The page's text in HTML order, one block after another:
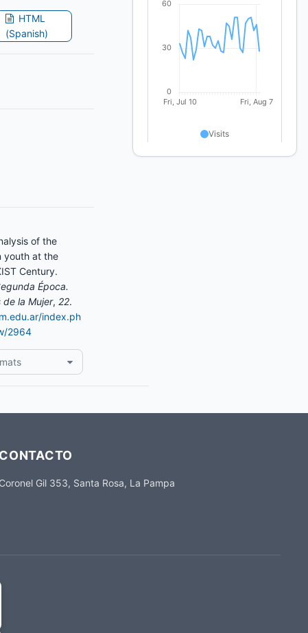
HTML
(Spanish)
of the
youth at the
Century.
Época.
de la Mujer, 22.
index.ph
2964
CONTACTO
Coronel Gil 353, Santa Rosa, La Pampa